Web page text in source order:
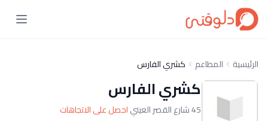
الرئيسية المطاعم كشري الفارس
كشري الفارس
45 شارع القصر العيني احصل على الاتجاهات